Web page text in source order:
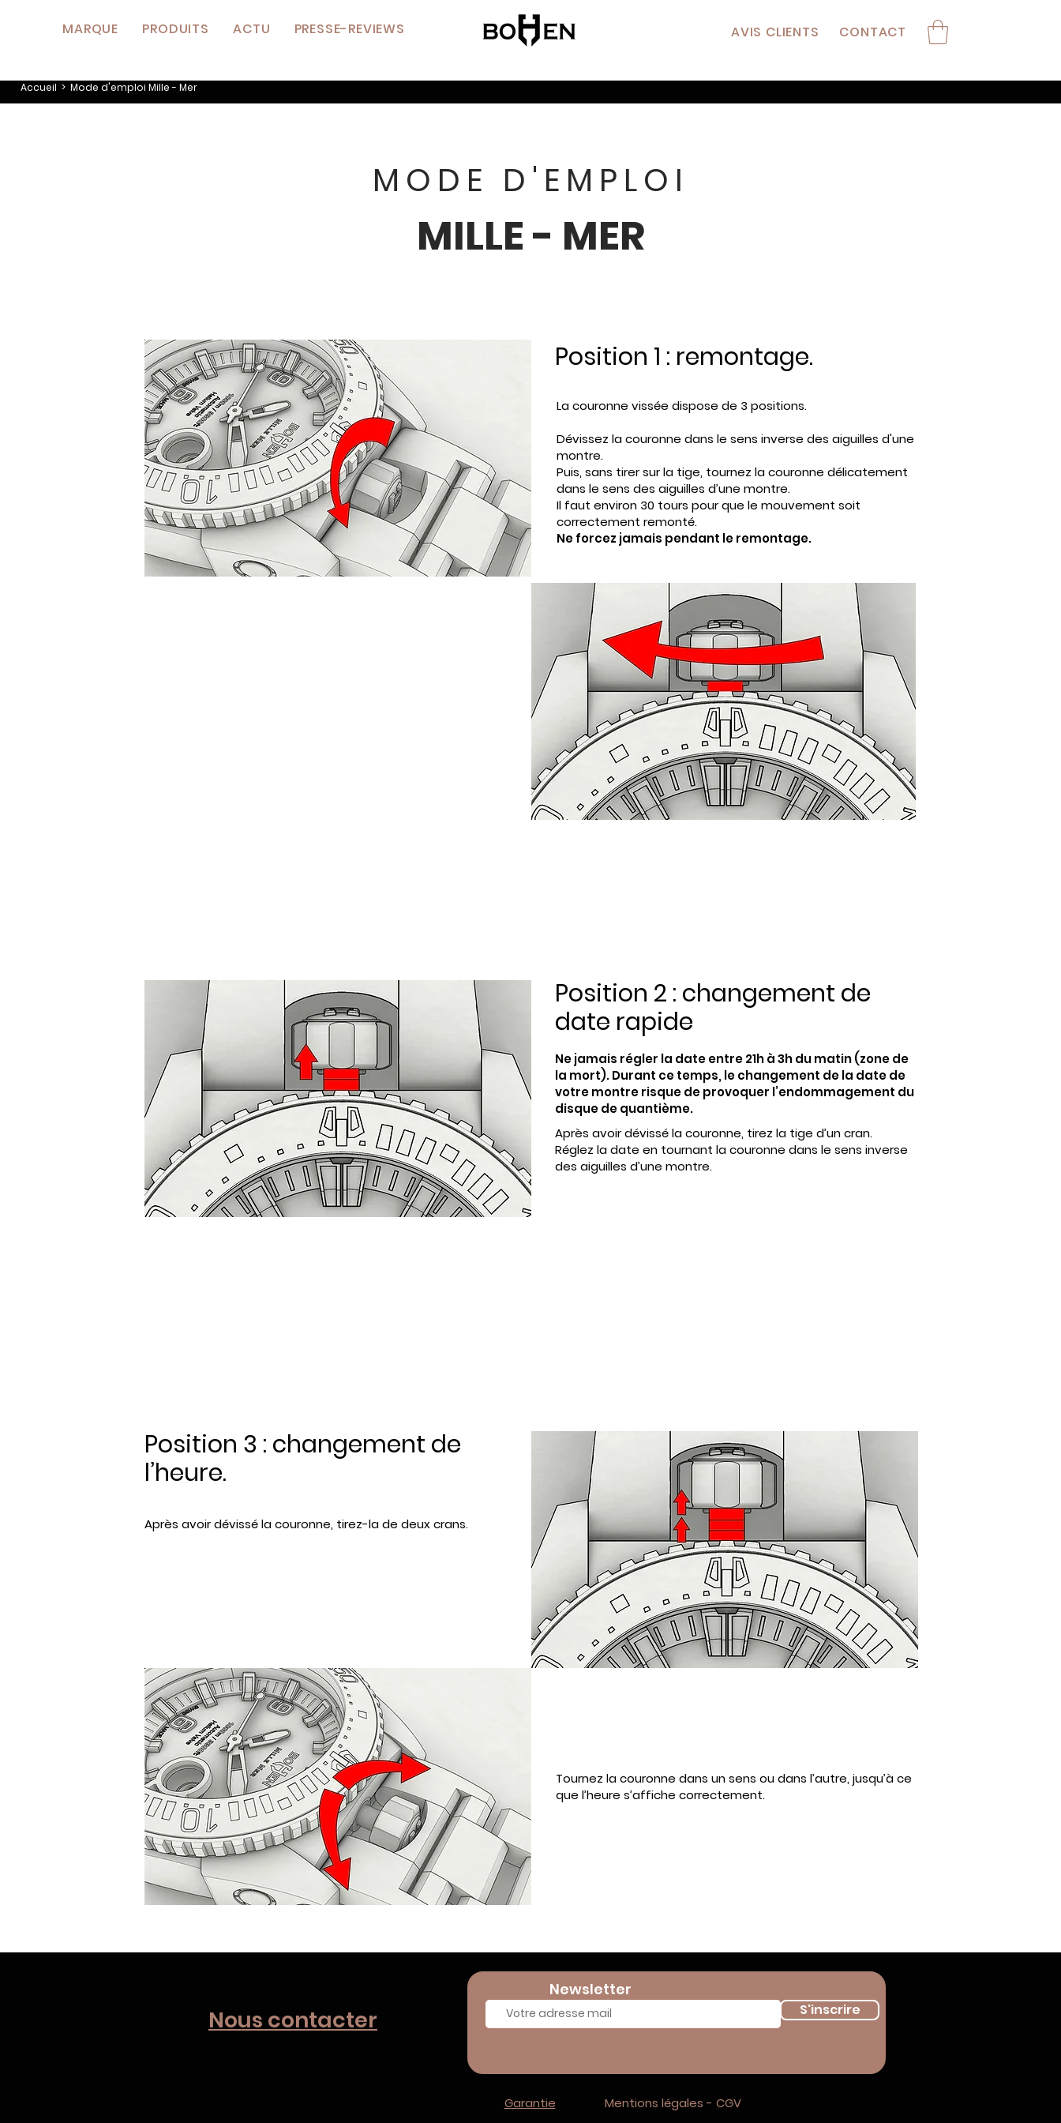
MARQUE PRODUITS ACTU PRESSE-REVIEWS AVIS CLIENTS CONTACT
Accueil > Mode d'emploi Mille - Mer
MODE D'EMPLOI
MILLE - MER
Position 1 : remontage.
La couronne vissée dispose de 3 positions.
Dévissez la couronne dans le sens inverse des aiguilles d'une
montre.
Puis, sans tirer sur la tige, tournez la couronne délicatement
dans le sens des aiguilles d’une montre.
Il faut environ 30 tours pour que le mouvement soit
correctement remonté.
Ne forcez jamais pendant le remontage.
Position 2 : changement de
date rapide
Ne jamais régler la date entre 21h à 3h du matin (zone de
la mort). Durant ce temps, le changement de la date de
votre montre risque de provoquer l’endommagement du
disque de quantième.
Après avoir dévissé la couronne, tirez la tige d’un cran.
Réglez la date en tournant la couronne dans le sens inverse
des aiguilles d’une montre.
Position 3 : changement de
l’heure.
Après avoir dévissé la couronne, tirez-la de deux crans.
Tournez la couronne dans un sens ou dans l’autre, jusqu’à ce
que l’heure s’affiche correctement.
Nous contacter
Newsletter
S'inscrire
Garantie Mentions légales - CGV